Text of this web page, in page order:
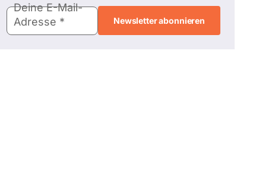
Mail-
Adresse
Deine E-Mail-
Adresse